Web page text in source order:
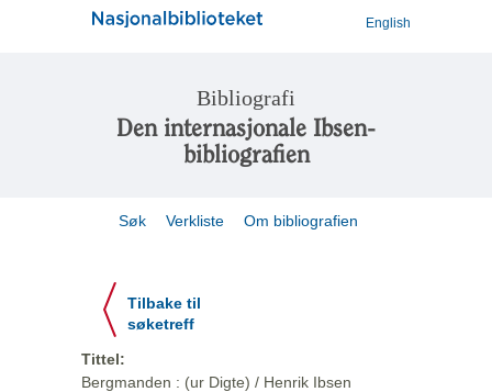
English
Bibliografi
Den internasjonale Ibsen-
bibliografien
Søk Verkliste Om bibliografien
Tilbake til
søketreff
Tittel:
Bergmanden : (ur Digte) / Henrik Ibsen